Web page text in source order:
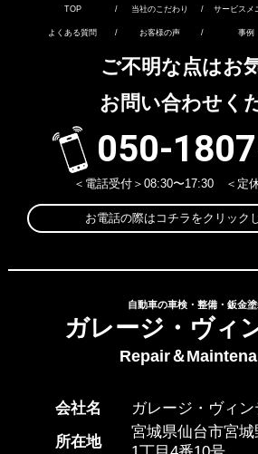
TOP / 当社のこだわり / サービスメ
よくある質問 / お客様の声 / 事例
ご不明な点はお
お問い合わせく
050-
＜電話受付＞08:30〜17:30 ＜定
お電話の際はコチラをクリック
自動車の車検・整備・鈑金
ガレージ・ヴィ
Repair＆
会社名
ガレージ・ヴィン
所在地
宮城県仙台市宮